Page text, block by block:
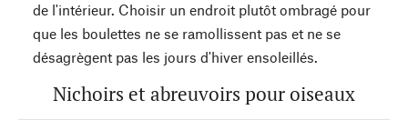
de l'intérieur. Choisir un endroit plutôt ombragé pour
que les boulettes ne se ramollissent pas et ne se
désagrègent pas les jours d'hiver ensoleillés.
Nichoirs et abreuvoirs pour oiseaux